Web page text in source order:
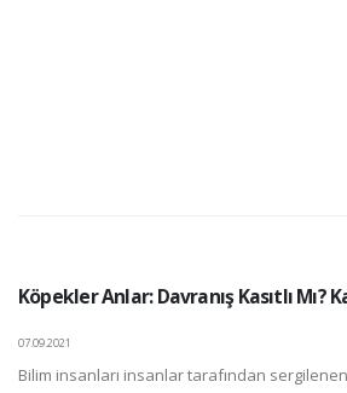
Köpekler Anlar: Davranış Kasıtlı Mı?
07.09.2021
Bilim insanları insanlar tarafından sergilenen